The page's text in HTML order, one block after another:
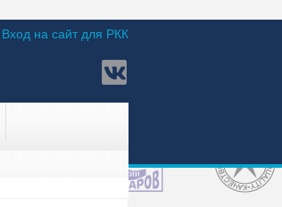
Вход на сайт для РКК